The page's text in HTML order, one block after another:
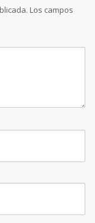
Los campos